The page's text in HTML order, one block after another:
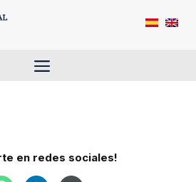
Menú
en redes sociales!